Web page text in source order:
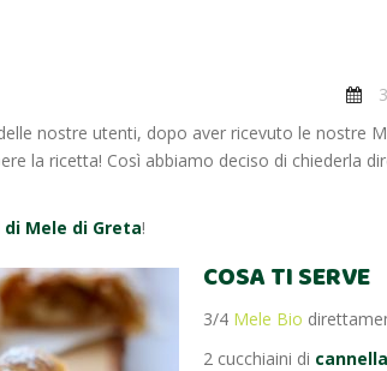
nostre utenti, dopo aver ricevuto le nostre
la ricetta! Così abbiamo deciso di chiederla
Mele di Greta!
COSA TI SERVE
3/4 Mele Bio
2 cucchiaini di cannella